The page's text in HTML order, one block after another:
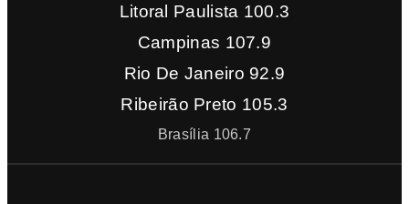
Litoral Paulista 100.3
Campinas 107.9
Rio De Janeiro 92.9
Ribeirão Preto 105.3
Brasília 106.7